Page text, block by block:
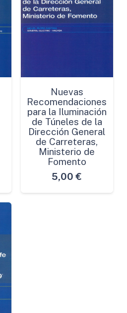
Nuevas
Recomendaciones
para la Iluminación
de Túneles de la
Dirección General
de Carreteras,
Ministerio de
Fomento
5,00 €